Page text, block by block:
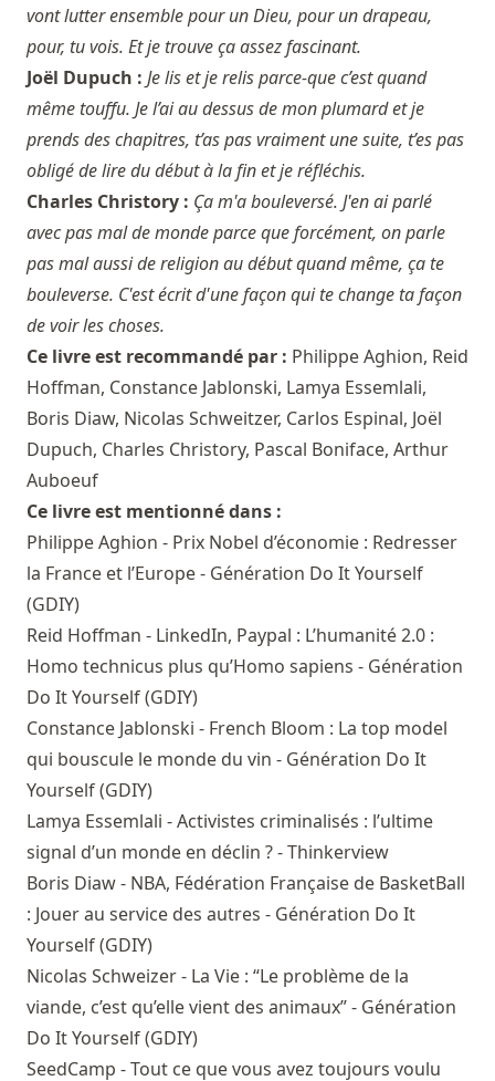
vont lutter ensemble pour un Dieu, pour un drapeau,
pour, tu vois. Et je trouve ça assez fascinant.
Joël Dupuch : Je lis et je relis parce-que c’est quand
même touffu. Je l’ai au dessus de mon plumard et je
prends des chapitres, t’as pas vraiment une suite, t’es pas
obligé de lire du début à la fin et je réfléchis.
Charles Christory : Ça m'a bouleversé. J'en ai parlé
avec pas mal de monde parce que forcément, on parle
pas mal aussi de religion au début quand même, ça te
bouleverse. C'est écrit d'une façon qui te change ta façon
de voir les choses.
Ce livre est recommandé par : Philippe Aghion, Reid
Hoffman, Constance Jablonski, Lamya Essemlali,
Boris Diaw, Nicolas Schweitzer, Carlos Espinal, Joël
Dupuch, Charles Christory, Pascal Boniface, Arthur
Auboeuf
Ce livre est mentionné dans :
Philippe Aghion - Prix Nobel d’économie : Redresser
la France et l’Europe - Génération Do It Yourself
(GDIY)
Reid Hoffman - LinkedIn, Paypal : L’humanité 2.0 :
Homo technicus plus qu’Homo sapiens - Génération
Do It Yourself (GDIY)
Constance Jablonski - French Bloom : La top model
qui bouscule le monde du vin - Génération Do It
Yourself (GDIY)
Lamya Essemlali - Activistes criminalisés : l’ultime
signal d’un monde en déclin ? - Thinkerview
Boris Diaw - NBA, Fédération Française de BasketBall
: Jouer au service des autres - Génération Do It
Yourself (GDIY)
Nicolas Schweizer - La Vie : “Le problème de la
viande, c’est qu’elle vient des animaux” - Génération
Do It Yourself (GDIY)
SeedCamp - Tout ce que vous avez toujours voulu